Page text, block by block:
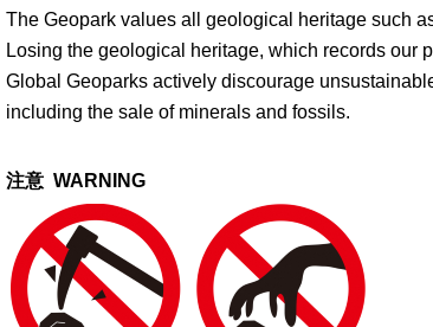
The Geopark values all geological heritage such
Losing the geological heritage, which records our
Global Geoparks actively discourage
including the sale of minerals and fossils.
注意 WARNING